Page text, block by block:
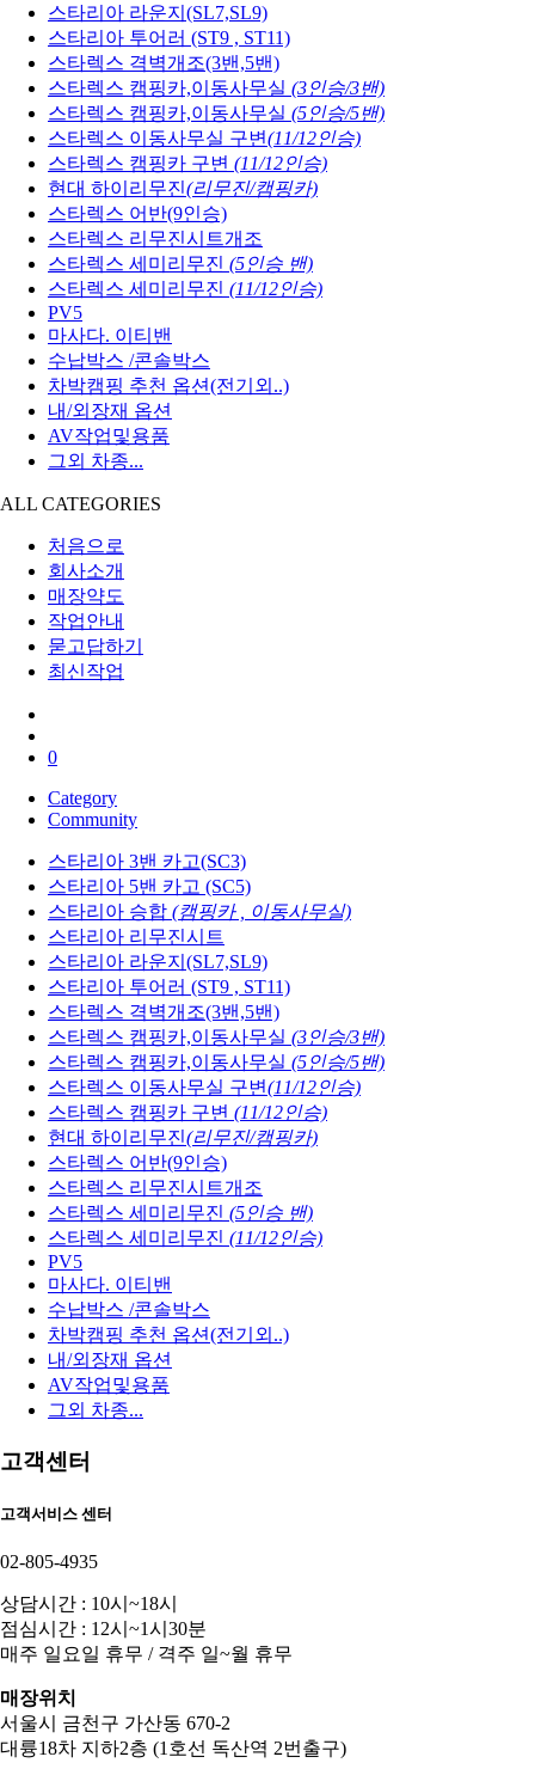
스타리아 라운지(SL7,SL9)
스타리아 투어러 (ST9 , ST11)
스타렉스 격벽개조(3밴,5밴)
스타렉스 캠핑카,이동사무실 (3인승/3밴)
스타렉스 캠핑카,이동사무실 (5인승/5밴)
스타렉스 이동사무실 구변(11/12인승)
스타렉스 캠핑카 구변 (11/12인승)
현대 하이리무진(리무진/캠핑카)
스타렉스 어반(9인승)
스타렉스 리무진시트개조
스타렉스 세미리무진 (5인승 밴)
스타렉스 세미리무진 (11/12인승)
PV5
마사다. 이티밴
수납박스 /콘솔박스
차박캠핑 추천 옵션(전기외..)
내/외장재 옵션
AV작업및용품
그외 차종...
ALL CATEGORIES
처음으로
회사소개
매장약도
작업안내
묻고답하기
최신작업
0
Category
Community
스타리아 3밴 카고(SC3)
스타리아 5밴 카고 (SC5)
스타리아 승합 (캠핑카 , 이동사무실)
스타리아 리무진시트
스타리아 라운지(SL7,SL9)
스타리아 투어러 (ST9 , ST11)
스타렉스 격벽개조(3밴,5밴)
스타렉스 캠핑카,이동사무실 (3인승/3밴)
스타렉스 캠핑카,이동사무실 (5인승/5밴)
스타렉스 이동사무실 구변(11/12인승)
스타렉스 캠핑카 구변 (11/12인승)
현대 하이리무진(리무진/캠핑카)
스타렉스 어반(9인승)
스타렉스 리무진시트개조
스타렉스 세미리무진 (5인승 밴)
스타렉스 세미리무진 (11/12인승)
PV5
마사다. 이티밴
수납박스 /콘솔박스
차박캠핑 추천 옵션(전기외..)
내/외장재 옵션
AV작업및용품
그외 차종...
고객센터
고객서비스 센터
02-805-4935
상담시간 : 10시~18시
점심시간 : 12시~1시30분
매주 일요일 휴무 / 격주 일~월 휴무
매장위치
서울시 금천구 가산동 670-2
대륭18차 지하2층 (1호선 독산역 2번출구)